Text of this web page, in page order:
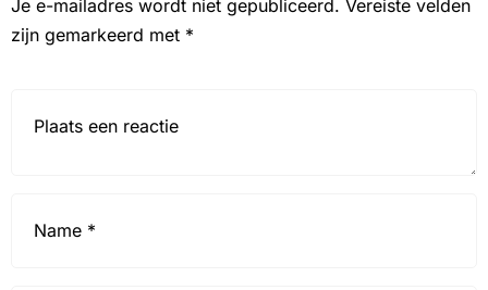
Je e-mailadres wordt niet gepubliceerd. Vereiste velden
zijn gemarkeerd met *